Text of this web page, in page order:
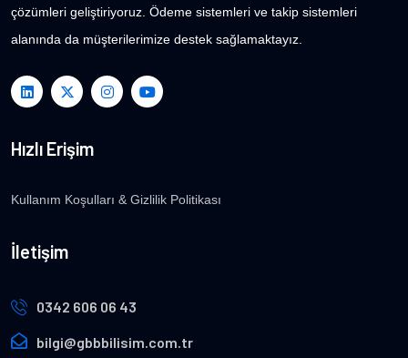
çözümleri geliştiriyoruz. Ödeme sistemleri ve takip sistemleri
alanında da müşterilerimize destek sağlamaktayız.
Hızlı Erişim
Kullanım Koşulları & Gizlilik Politikası
İletişim
0342 606 06 43
bilgi@gbbbilisim.com.tr